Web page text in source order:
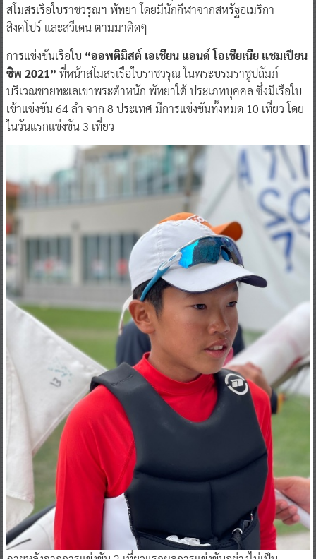
สโมสรเรือใบราชวรุณฯ พัทยา โดยมีนักกีฬาจากสหรัฐอเมริกา
สิงคโปร์ และสวีเดน ตามมาติดๆ
การแข่งขันเรือใบ “ออพติมิสต์ เอเชียน แอนด์ โอเชียเนีย แชมเปียน
ชิพ 2021” ที่หน้าสโมสรเรือใบราชวรุณ ในพระบรมราชูปถัมภ์
บริเวณชายทะเลเขาพระตำหนัก พัทยาใต้ ประเภทบุคคล ซึ่งมีเรือใบ
เข้าแข่งขัน 64 ลำ จาก 8 ประเทศ มีการแข่งขันทั้งหมด 10 เที่ยว โดย
ในวันแรกแข่งขัน 3 เที่ยว